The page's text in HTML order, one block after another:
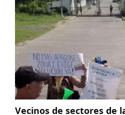
Vecinos de sectores de